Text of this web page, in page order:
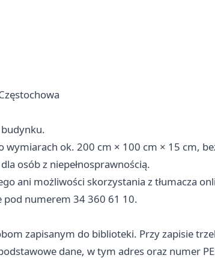
wymiarach ok. 200 cm × 100 cm × 15 cm,
osób z niepełnosprawnością.
ani możliwości skorzystania z tłumacza
pod numerem 34 360 61 10.
zapisanym do biblioteki. Przy zapisie
dane, w tym adres oraz numer